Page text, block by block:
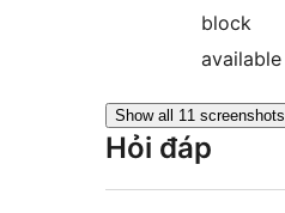
block
available
Show all 11 screenshots
Hỏi đáp